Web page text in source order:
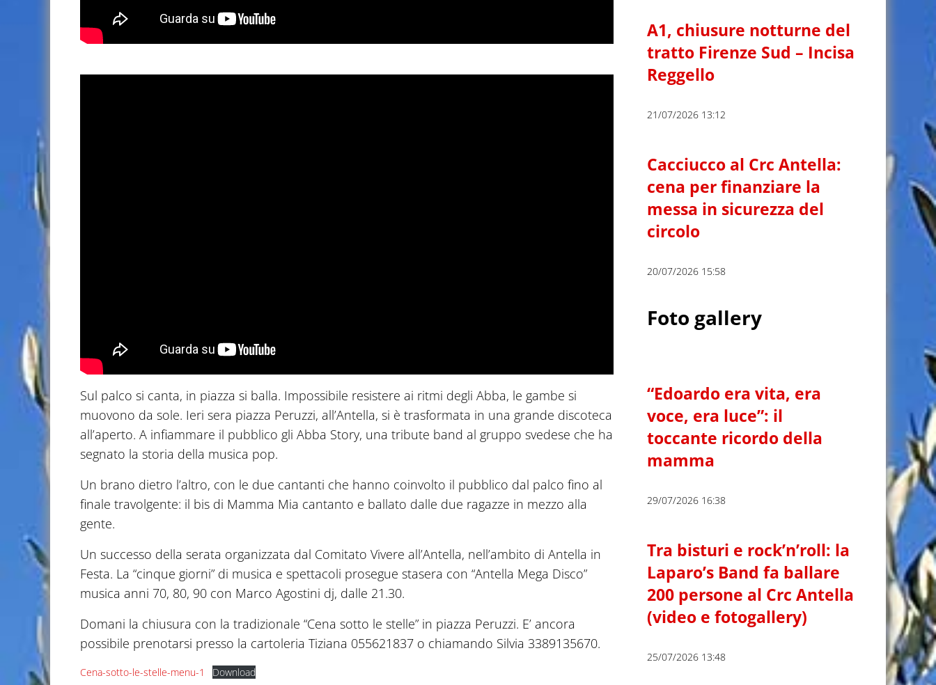
Sul palco si canta, in piazza si balla. Impossibile resistere ai ritmi degli Abba, le gambe si
muovono da sole. Ieri sera piazza Peruzzi, all’Antella, si è trasformata in una grande discoteca
all’aperto. A infiammare il pubblico gli Abba Story, una tribute band al gruppo svedese che ha
segnato la storia della musica pop.
Un brano dietro l’altro, con le due cantanti che hanno coinvolto il pubblico dal palco fino al
finale travolgente: il bis di Mamma Mia cantanto e ballato dalle due ragazze in mezzo alla
gente.
Un successo della serata organizzata dal Comitato Vivere all’Antella, nell’ambito di Antella in
Festa. La “cinque giorni” di musica e spettacoli prosegue stasera con “Antella Mega Disco”
musica anni 70, 80, 90 con Marco Agostini dj, dalle 21.30.
Domani la chiusura con la tradizionale “Cena sotto le stelle” in piazza Peruzzi. E’ ancora
possibile prenotarsi presso la cartoleria Tiziana 055621837 o chiamando Silvia 3389135670.
Cena-sotto-le-stelle-menu-1 Download
A1, chiusure notturne del
tratto Firenze Sud – Incisa
Reggello
21/07/2026 13:12
Cacciucco al Crc Antella:
cena per finanziare la
messa in sicurezza del
circolo
20/07/2026 15:58
Foto gallery
“Edoardo era vita, era
voce, era luce”: il
toccante ricordo della
mamma
29/07/2026 16:38
Tra bisturi e rock’n’roll: la
Laparo’s Band fa ballare
200 persone al Crc Antella
(video e fotogallery)
25/07/2026 13:48